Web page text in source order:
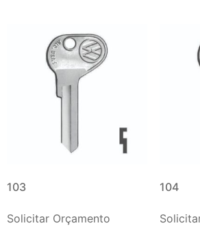
103
Solicitar Orçamento
104